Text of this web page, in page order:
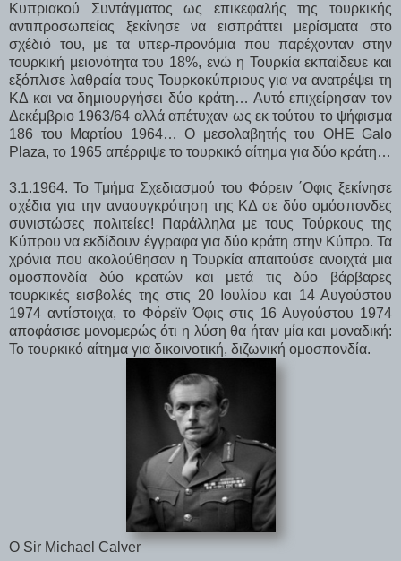
Κυπριακού Συντάγματος ως επικεφαλής της τουρκικής
αντιπροσωπείας ξεκίνησε να εισπράττει μερίσματα στο
σχέδιό του, με τα υπερ-προνόμια που παρέχονταν στην
τουρκική μειονότητα του 18%, ενώ η Τουρκία εκπαίδευε και
εξόπλισε λαθραία τους Τουρκοκύπριους για να ανατρέψει τη
ΚΔ και να δημιουργήσει δύο κράτη… Αυτό επιχείρησαν τον
Δεκέμβριο 1963/64 αλλά απέτυχαν ως εκ τούτου το ψήφισμα
186 του Μαρτίου 1964… Ο μεσολαβητής του ΟΗΕ Galo
Plaza, το 1965 απέρριψε το τουρκικό αίτημα για δύο κράτη…
3.1.1964. Το Τμήμα Σχεδιασμού του Φόρειν ΄Οφις ξεκίνησε
σχέδια για την ανασυγκρότηση της ΚΔ σε δύο ομόσπονδες
συνιστώσες πολιτείες! Παράλληλα με τους Τούρκους της
Κύπρου να εκδίδουν έγγραφα για δύο κράτη στην Κύπρο. Τα
χρόνια που ακολούθησαν η Τουρκία απαιτούσε ανοιχτά μια
ομοσπονδία δύο κρατών και μετά τις δύο βάρβαρες
τουρκικές εισβολές της στις 20 Ιουλίου και 14 Αυγούστου
1974 αντίστοιχα, το Φόρεϊν Όφις στις 16 Αυγούστου 1974
αποφάσισε μονομερώς ότι η λύση θα ήταν μία και μοναδική:
Το τουρκικό αίτημα για δικοινοτική, διζωνική ομοσπονδία.
O Sir Michael Calver